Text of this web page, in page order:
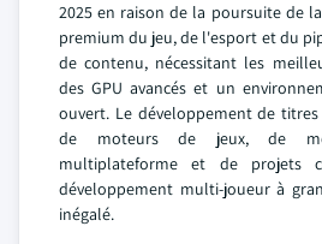
2025 en raison de la poursuite de
premium du jeu, de l'esport et du
de contenu, nécessitant les
des GPU avancés et un
ouvert. Le développement de
de moteurs de jeux, de
multiplateforme et de projets
développement multi-joueur à
inégalé.